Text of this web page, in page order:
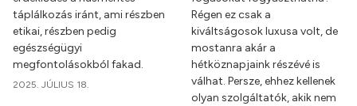
táplálkozás iránt, ami részben
etikai, részben pedig
egészségügyi
megfontolásokból fakad.
2025. JÚLIUS 18.
Régen ez csak a
kiváltságosok luxusa volt, de
mostanra akár a
hétköznapjaink részévé is
válhat. Persze, ehhez kellenek
olyan szolgáltatók, akik nem